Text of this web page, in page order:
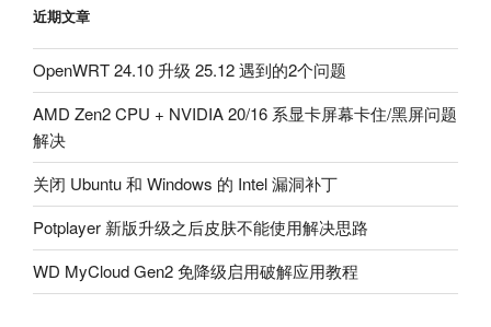
近期文章
OpenWRT 24.10 升级 25.12 遇到的2个问题
AMD Zen2 CPU + NVIDIA 20/16 系显卡屏幕卡住/黑屏问题
解决
关闭 Ubuntu 和 Windows 的 Intel 漏洞补丁
Potplayer 新版升级之后皮肤不能使用解决思路
WD MyCloud Gen2 免降级启用破解应用教程